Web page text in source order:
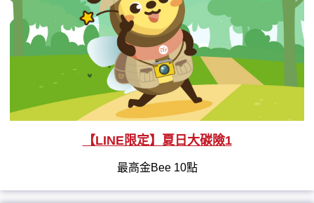
【LINE限定】夏日大碳險1
最高金Bee 10點